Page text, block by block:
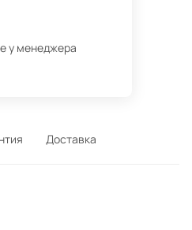
у менеджера
Доставка